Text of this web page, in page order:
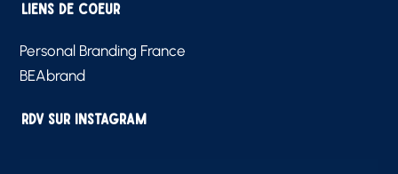
Liens de Coeur
Personal Branding France
BEAbrand
RDV sur Instagram